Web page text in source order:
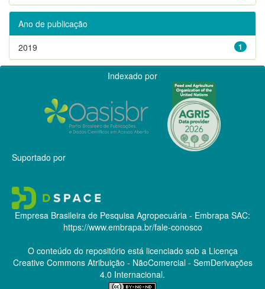
Ano de publicação
1
2019
Indexado por
Suportado por
Empresa Brasileira de Pesquisa Agropecuária - Embrapa SAC:
https://www.embrapa.br/fale-conosco
O conteúdo do repositório está licenciado sob a Licença
Creative CommonsAtribuição - NãoComercial - SemDerivações
4.0 Internacional.